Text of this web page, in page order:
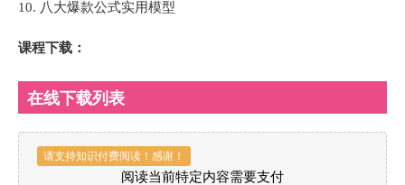
10. 八大爆款公式实用模型
课程下载：
在线下载列表
请支持知识付费阅读！感谢！
阅读当前特定内容需要支付